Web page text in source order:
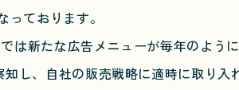
っております。
は新たな広告メニューが毎年のよう
し、自社の販売戦略に適時に取り入